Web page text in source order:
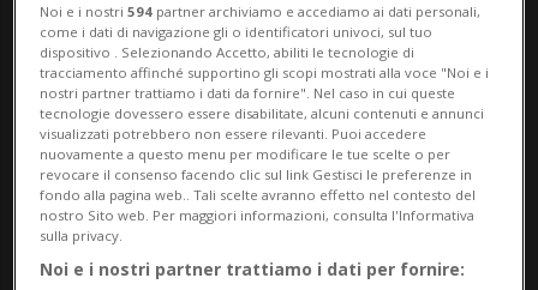
giorni vagava spaesata e denutrita.Non ha
chip ed è molto dolce e affettuosa. Se
qualcuno dovesse riconoscerla può farsi
avanti a qu...
🔐 Sblocca il nostro archivio
esclusivo!
Noi e i nostri594 partner archiviamo e accediamo ai dati personali,
come i dati di navigazione gli o identificatori univoci, sul tuo
dispositivo . Selezionando Accetto, abiliti le tecnologie di
tracciamento affinché supportino gli scopi mostrati alla voce "Noi e i
nostri partner trattiamo i dati da fornire". Nel caso in cui queste
tecnologie dovessero essere disabilitate, alcuni contenuti e annunci
visualizzati potrebbero non essere rilevanti. Puoi accedere
nuovamente a questo menu per modificare le tue scelte o per
revocare il consenso facendo clic sul link Gestisci le preferenze in
fondo alla pagina web.. Tali scelte avranno effetto nel contesto del
nostro Sito web. Per maggiori informazioni, consulta l'Informativa
sulla privacy.
Noi e i nostri partner trattiamo i dati per fornire: